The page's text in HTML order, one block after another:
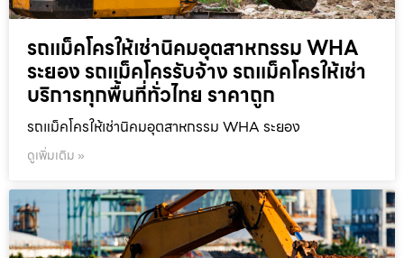
รถแม็คโครให้เช่านิคมอุตสาหกรรม WHA
ระยอง รถแม็คโครรับจ้าง รถแม็คโครให้เช่า
บริการทุกพื้นที่ทั่วไทย ราคาถูก
รถแม็คโครให้เช่านิคมอุตสาหกรรม WHA ระยอง
ดูเพิ่มเติม »